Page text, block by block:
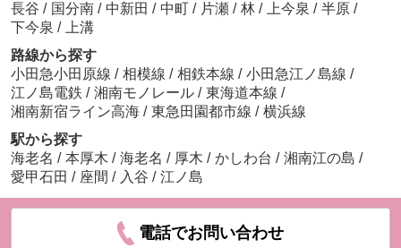
長谷 / 国分南 / 中新田 / 中町 / 片瀬 / 林 / 上今泉 / 半原 /
下今泉 /
上溝
路線から探す
小田急小田原線 / 相模線 / 相鉄本線 / 小田急江ノ島線 /
江ノ島電鉄 / 湘南モノレール / 東海道本線 /
湘南新宿ライン高海 / 東急田園都市線 / 横浜線
駅から探す
海老名 / 本厚木 / 海老名 / 厚木 / かしわ台 / 湘南江の島 /
愛甲石田 / 座間 / 入谷 / 江ノ島
電話でお問い合わせ